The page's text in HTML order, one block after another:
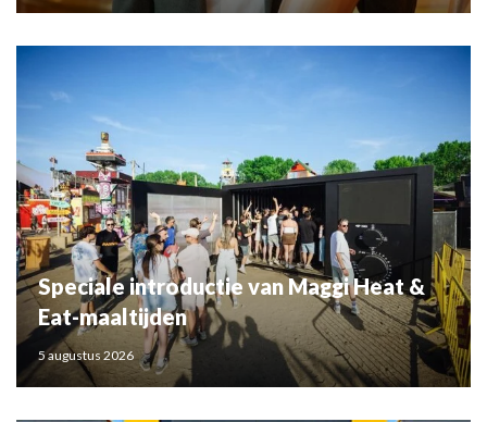
Speciale introductie van Maggi Heat &
Eat-maaltijden
5 augustus 2026